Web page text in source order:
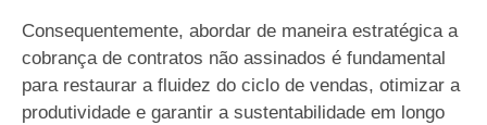
Consequentemente, abordar de maneira estratégica a
cobrança de contratos não assinados é fundamental
para restaurar a fluidez do ciclo de vendas, otimizar a
produtividade e garantir a sustentabilidade em longo